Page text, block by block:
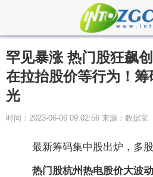
罕见暴涨 热门股狂飙
在拉抬股价等行为！
光
时间：2023-06-06 09:02:56 来源：数据宝
最新筹码集中股出炉，多
热门股杭州热电股价大波动